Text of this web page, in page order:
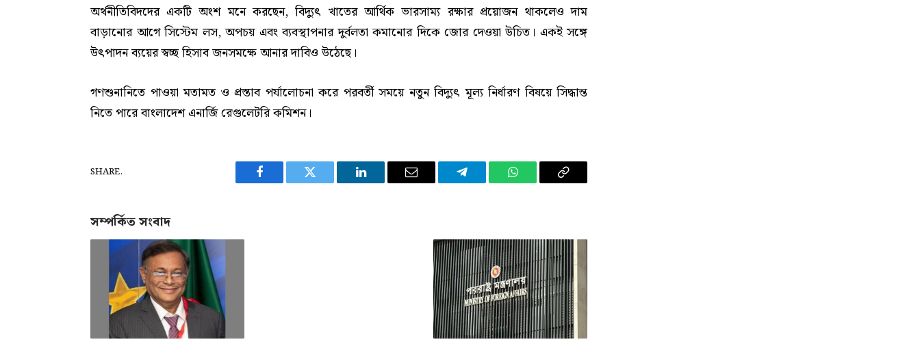
অর্থনীতিবিদদের একটি অংশ মনে করছেন, বিদ্যুৎ খাতের আর্থিক ভারসাম্য রক্ষার প্রয়োজন থাকলেও দাম
বাড়ানোর আগে সিস্টেম লস, অপচয় এবং ব্যবস্থাপনার দুর্বলতা কমানোর দিকে জোর দেওয়া উচিত। একই সঙ্গে
উৎপাদন ব্যয়ের স্বচ্ছ হিসাব জনসমক্ষে আনার দাবিও উঠেছে।
গণশুনানিতে পাওয়া মতামত ও প্রস্তাব পর্যালোচনা করে পরবর্তী সময়ে নতুন বিদ্যুৎ মূল্য নির্ধারণ বিষয়ে সিদ্ধান্ত
নিতে পারে বাংলাদেশ এনার্জি রেগুলেটরি কমিশন।
SHARE.
Facebook Twitter LinkedIn Email Telegram WhatsAppCopy
সম্পর্কিত সংবাদ